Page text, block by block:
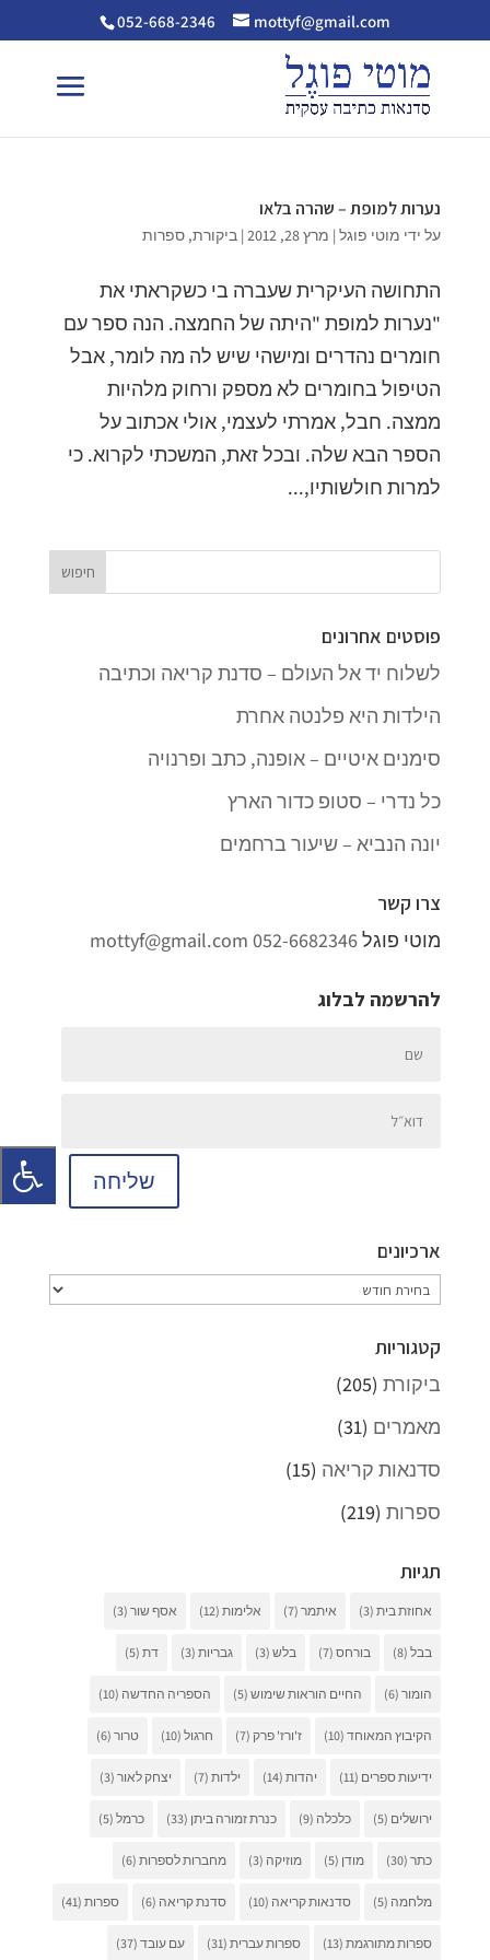
052-668-2346 mottyf@gmail.com
נערות למופת – שהרה בלאו
על ידי מוטי פוגל| מרץ 28, 2012 | ביקורת, ספרות
התחושה העיקרית שעברה בי כשקראתי את
"נערות למופת "היתה של החמצה. הנה ספר עם
חומרים נהדרים ומישהי שיש לה מה לומר, אבל
הטיפול בחומרים לא מספק ורחוק מלהיות
ממצה. חבל, אמרתי לעצמי, אולי אכתוב על
הספר הבא שלה. ובכל זאת, המשכתי לקרוא. כי
למרות חולשותיו,...
פוסטים אחרונים
לשלוח יד אל העולם – סדנת קריאה וכתיבה
הילדות היא פלנטה אחרת
סימנים איטיים – אופנה, כתב ופרנויה
כל נדרי – סטופ כדור הארץ
יונה הנביא – שיעור ברחמים
צרו קשר
מוטי פוגל052-6682346
mottyf@gmail.com
להרשמה לבלוג
שליחה
ארכיונים
ארכיונים
קטגוריות
ביקורת(205)
מאמרים (31)
סדנאות קריאה (15)
ספרות(219)
תגיות
אחוזת בית(3) איתמר(7) אלימות(12) אסף שור(3)
בבל(8) בורחס(7) בלש(3) גבריות(3) דת(5)
הומור(6) החיים הוראות שימוש(5) הספריה החדשה (10)
הקיבוץ המאוחד(10) ז'ורז' פרק(7) חרגול(10) טרור(6)
ידיעות ספרים (11) יהדות(14) ילדות(7) יצחק לאור(3)
ירושלים (5) כלכלה (9) כנרת זמורה ביתן (33) כרמל(5)
כתר(30) מודן (5) מוזיקה (3) מחברות לספרות(6)
מלחמה (5) סדנאות קריאה (10) סדנת קריאה (6) ספרות(41)
ספרות מתורגמת(13) ספרות עברית(31) עם עובד(37)